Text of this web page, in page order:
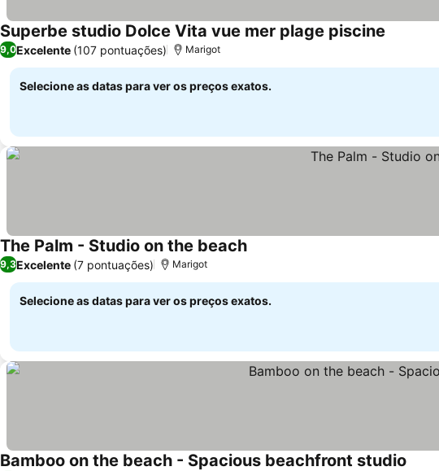
Superbe studio Dolce Vita vue mer plage piscine
9,0Excelente (107 pontuações) Marigot
Selecione as datas para ver os preços exatos.
The Palm - Studio on the beach
9,3Excelente (7 pontuações) Marigot
Selecione as datas para ver os preços exatos.
Bamboo on the beach - Spacious beachfront studio